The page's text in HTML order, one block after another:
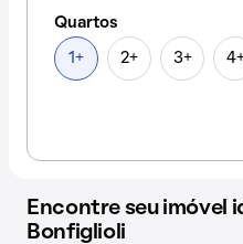
Quartos
1+ 2+ 3+
Encontre seu imóvel
Bonfiglioli